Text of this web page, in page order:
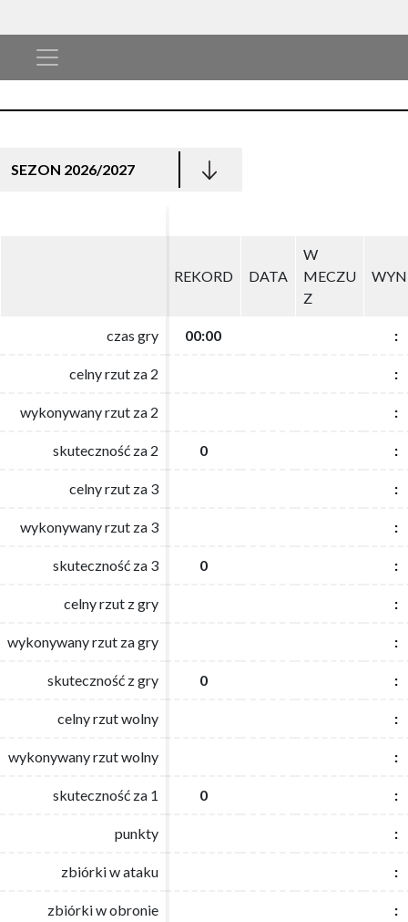
SEZON 2026/2027
REKORD DATA
W
MECZU
Z
czas gry 00:00 :
celny rzut za 2 :
wykonywany rzut za 2 :
skuteczność za 2 0 :
celny rzut za 3 :
wykonywany rzut za 3 :
skuteczność za 3 0 :
celny rzut z gry :
wykonywany rzut za gry :
skuteczność z gry 0 :
celny rzut wolny :
wykonywany rzut wolny :
skuteczność za 1 0 :
punkty :
zbiórki w ataku :
zbiórki w obronie :
REKORD DATA
W
MECZU
Z
czas gry 00:00 :
celny rzut za 2 :
wykonywany rzut za 2 :
skuteczność za 2 0 :
celny rzut za 3 :
wykonywany rzut za 3 :
skuteczność za 3 0 :
celny rzut z gry :
wykonywany rzut za gry :
skuteczność z gry 0 :
celny rzut wolny :
wykonywany rzut wolny :
skuteczność za 1 0 :
punkty :
zbiórki w ataku :
zbiórki w obronie :